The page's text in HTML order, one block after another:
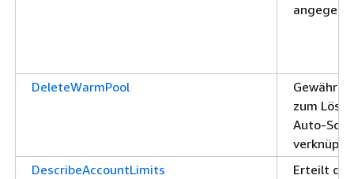
DeleteWarmPool
Gewährt
zum
Auto-
DescribeAccountLimits
Erteilt die